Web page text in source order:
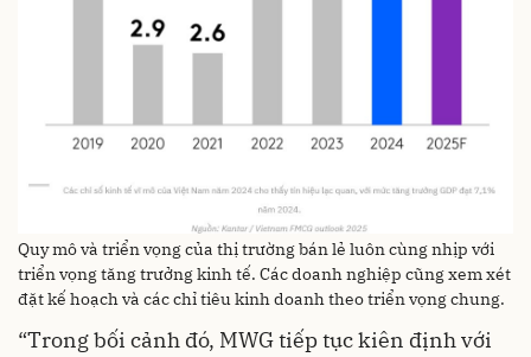
Quy mô và triển vọng của thị trường bán lẻ luôn cùng nhịp với
triển vọng tăng trưởng kinh tế. Các doanh nghiệp cũng xem xét
đặt kế hoạch và các chỉ tiêu kinh doanh theo triển vọng chung.
“Trong bối cảnh đó, MWG tiếp tục kiên định với